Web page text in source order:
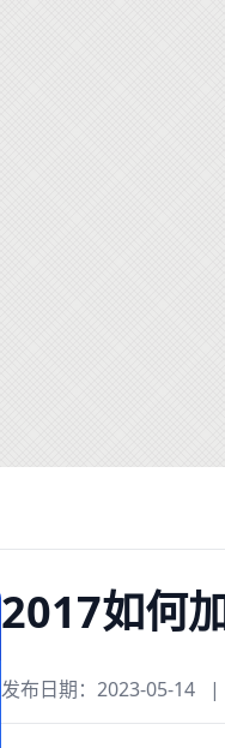
2017如何
发布日期：2023-05-14 |